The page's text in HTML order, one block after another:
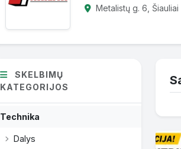
Metalistų g. 6, Šiauliai
SKELBIMŲ
KATEGORIJOS
Technika
Dalys